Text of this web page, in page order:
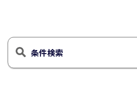
条件検索